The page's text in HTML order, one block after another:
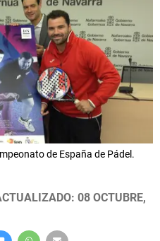
de España de Pádel.
08 OCTUBRE,